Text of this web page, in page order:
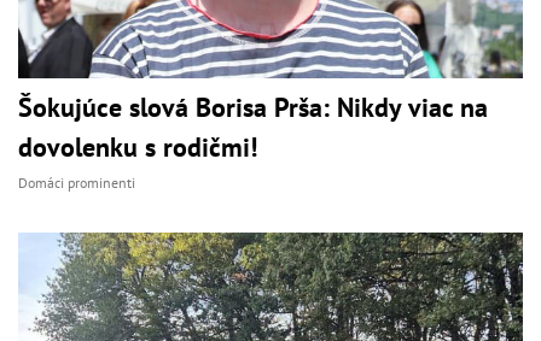
Šokujúce slová Borisa Prša: Nikdy viac na
dovolenku s rodičmi!
Domáci prominenti